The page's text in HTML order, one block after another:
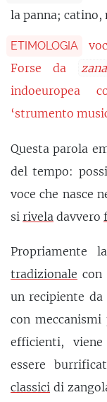
la panna;
ETIMOLOGIA
Forse da
zana
indoeuropea
‘strumento
Questa parola
del tempo:
voce che nasce
si rivela davvero
Propriamente
tradizionale con
un recipiente
con
efficienti,
essere
classici di